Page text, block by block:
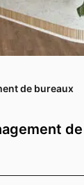
de bureaux